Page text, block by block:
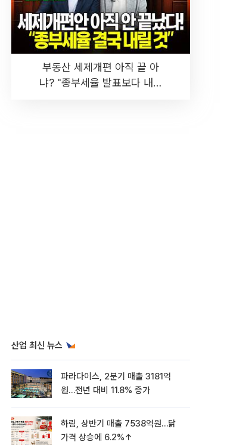
부동산 세제개편 아직 끝 아
냐? "종부세율 발표보다 내릴
산업 최신 뉴스
파라다이스, 2분기 매출 3181억
원…전년 대비 11.8% 증가
하림, 상반기 매출 7538억원…닭
가격 상승에 6.2%↑